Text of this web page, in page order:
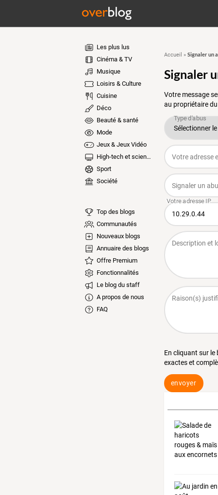
Les plus lus
Cinéma & TV
Musique
Loisirs & Culture
Cuisine
Déco
Beauté & santé
Mode
Jeux & Jeux Vidéo
High-tech et sciences
Sport
Société
Top des blogs
Communautés
Nouveaux blogs
Annuaire des blogs
Offre Premium
Fonctionnalités
Le blog du staff
A propos de nous
FAQ
Accueil » Signaler un
Signaler
Votre message
au propriétaire
En cliquant sur
exactes et
envoyer